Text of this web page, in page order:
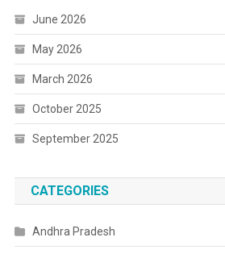
June 2026
May 2026
March 2026
October 2025
September 2025
CATEGORIES
Andhra Pradesh